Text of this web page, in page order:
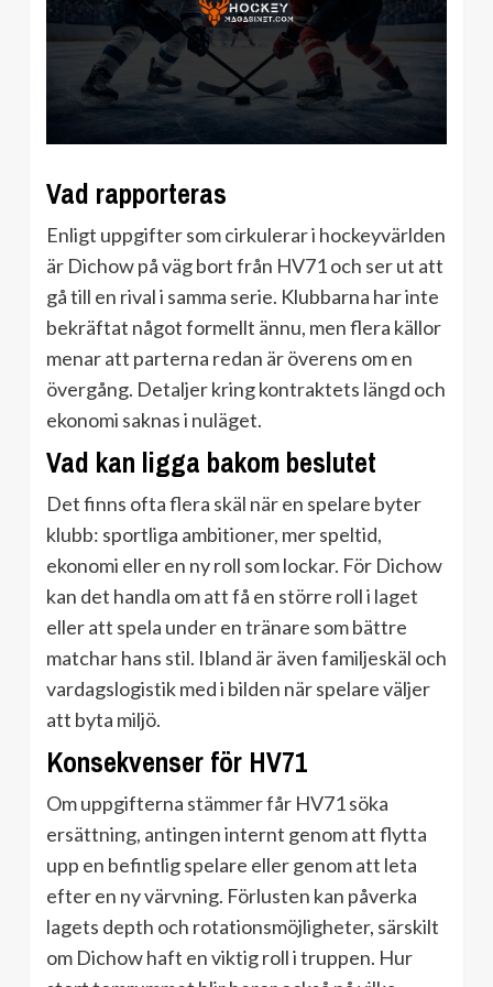
Vad rapporteras
Enligt uppgifter som cirkulerar i hockeyvärlden
är Dichow på väg bort från HV71 och ser ut att
gå till en rival i samma serie. Klubbarna har inte
bekräftat något formellt ännu, men flera källor
menar att parterna redan är överens om en
övergång. Detaljer kring kontraktets längd och
ekonomi saknas i nuläget.
Vad kan ligga bakom beslutet
Det finns ofta flera skäl när en spelare byter
klubb: sportliga ambitioner, mer speltid,
ekonomi eller en ny roll som lockar. För Dichow
kan det handla om att få en större roll i laget
eller att spela under en tränare som bättre
matchar hans stil. Ibland är även familjeskäl och
vardagslogistik med i bilden när spelare väljer
att byta miljö.
Konsekvenser för HV71
Om uppgifterna stämmer får HV71 söka
ersättning, antingen internt genom att flytta
upp en befintlig spelare eller genom att leta
efter en ny värvning. Förlusten kan påverka
lagets depth och rotationsmöjligheter, särskilt
om Dichow haft en viktig roll i truppen. Hur